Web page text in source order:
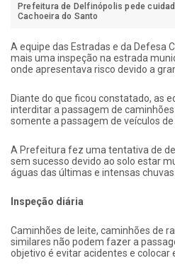
Prefeitura de Delfinópolis pede
Cachoeira do Santo
A equipe das Estradas e da Defesa
mais uma inspeção na estrada
onde apresentava risco devido a
Diante do que ficou constatado, as
interditar a passagem de
somente a passagem de veículos de
A Prefeitura fez uma tentativa de
sem sucesso devido ao solo estar
águas das últimas e intensas chuvas.
Inspeção diária
Caminhões de leite, caminhões de
similares não podem fazer a
objetivo é evitar acidentes e colocar